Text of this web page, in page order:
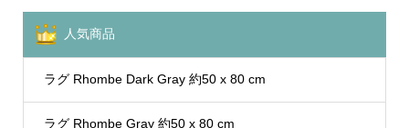
人気商品
ラグ Rhombe Dark Gray 約50 x 80 cm
ラグ Rhombe Gray 約50 x 80 cm